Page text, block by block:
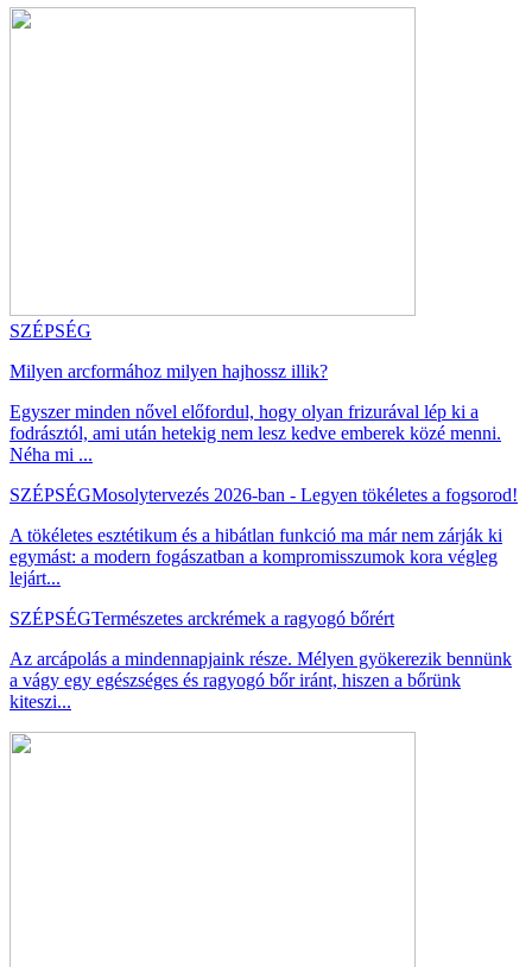
SZÉPSÉG
Milyen arcformához milyen hajhossz illik?
Egyszer minden nővel előfordul, hogy olyan frizurával lép ki a
fodrásztól, ami után hetekig nem lesz kedve emberek közé menni.
Néha mi ...
SZÉPSÉGMosolytervezés 2026-ban - Legyen tökéletes a fogsorod!
A tökéletes esztétikum és a hibátlan funkció ma már nem zárják ki
egymást: a modern fogászatban a kompromisszumok kora végleg
lejárt...
SZÉPSÉGTermészetes arckrémek a ragyogó bőrért
Az arcápolás a mindennapjaink része. Mélyen gyökerezik bennünk
a vágy egy egészséges és ragyogó bőr iránt, hiszen a bőrünk
kiteszi...